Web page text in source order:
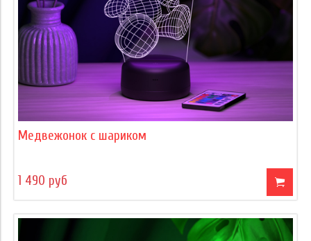
Медвежонок с шариком
1 490 руб